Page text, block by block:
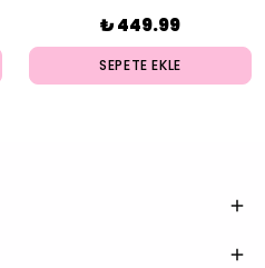
₺ 449.99
SEPETE EKLE